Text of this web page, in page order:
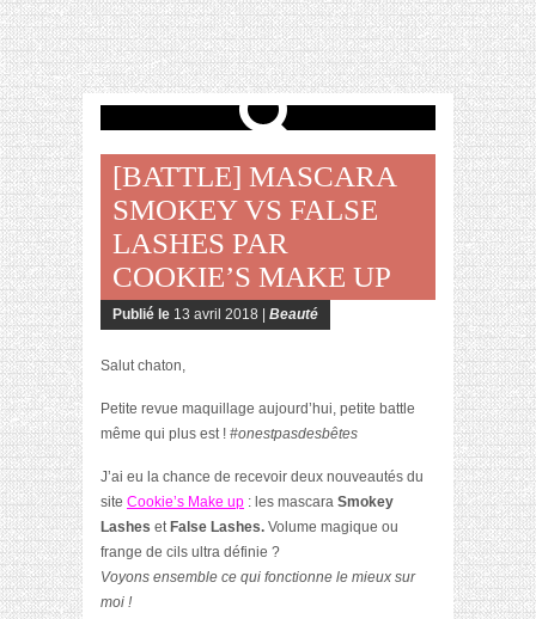
[BATTLE] MASCARA
SMOKEY VS FALSE
LASHES PAR
COOKIE’S MAKE UP
Publié le 13 avril 2018 | Beauté
Salut chaton,
Petite revue maquillage aujourd’hui, petite battle
même qui plus est ! #onestpasdesbêtes
J’ai eu la chance de recevoir deux nouveautés du
site Cookie’s Make up : les mascara Smokey
Lashes et False Lashes. Volume magique ou
frange de cils ultra définie ?
Voyons ensemble ce qui fonctionne le mieux sur
moi !